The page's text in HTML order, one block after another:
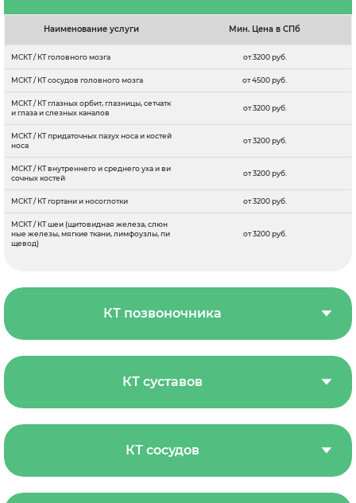
Наименование услуги Мин. Цена в СПб
МСКТ / КТ головного мозга от 3200 руб.
МСКТ / КТ сосудов головного мозга от 4500 руб.
МСКТ / КТ глазных орбит, глазницы, сетчатк
и глаза и слезных каналов
от 3200 руб.
МСКТ / КТ придаточных пазух носа и костей
носа
от 3200 руб.
МСКТ / КТ внутреннего и среднего уха и ви
сочных костей
от 3200 руб.
МСКТ / КТ гортани и носоглотки от 3200 руб.
МСКТ / КТ шеи (щитовидная железа, слюн
ные железы, мягкие ткани, лимфоузлы, пи
щевод)
от 3200 руб.
КТ позвоночника
КТ суставов
КТ сосудов